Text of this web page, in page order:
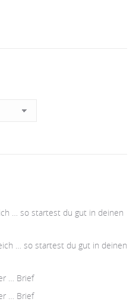
… so startest du gut in deinen
… so startest du gut in deinen
… Brief
… Brief